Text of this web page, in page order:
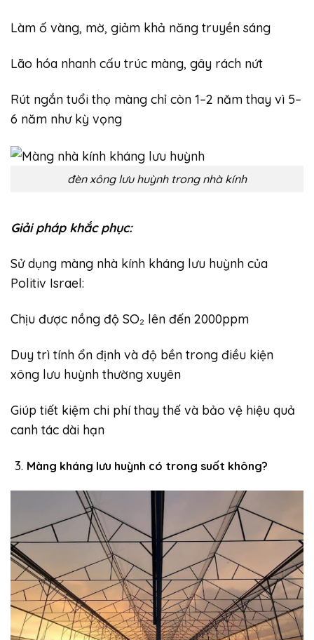
Làm ố vàng, mờ, giảm khả năng truyền sáng
Lão hóa nhanh cấu trúc màng, gây rách nứt
Rút ngắn tuổi thọ màng chỉ còn 1–2 năm thay vì 5–
6 năm như kỳ vọng
đèn xông lưu huỳnh trong nhà kính
Giải pháp khắc phục:
Sử dụng màng nhà kính kháng lưu huỳnh của
Politiv Israel:
Chịu được nồng độ SO₂ lên đến 2000ppm
Duy trì tính ổn định và độ bền trong điều kiện
xông lưu huỳnh thường xuyên
Giúp tiết kiệm chi phí thay thế và bảo vệ hiệu quả
canh tác dài hạn
Màng kháng lưu huỳnh có trong suốt không?